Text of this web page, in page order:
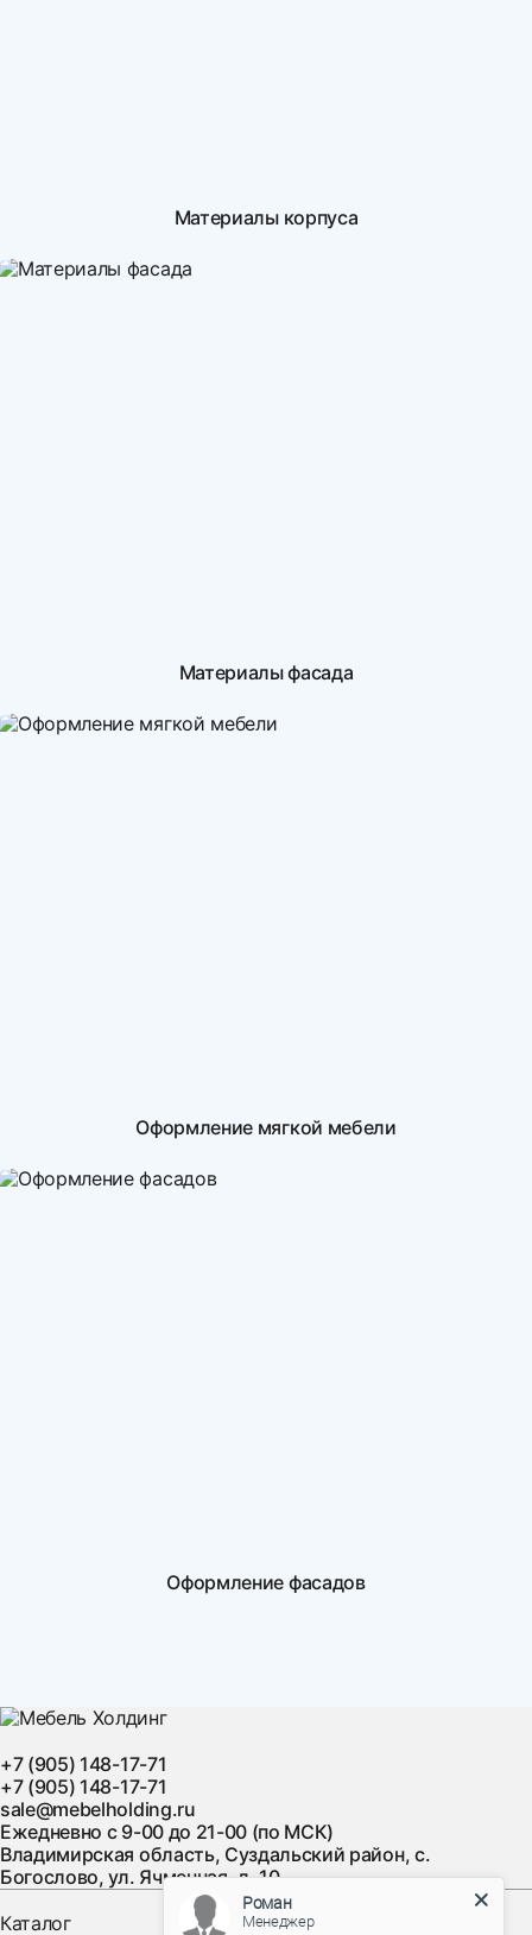
Материалы корпуса
Материалы фасада
Оформление мягкой мебели
Оформление фасадов
+7 (905) 148-17-71
+7 (905) 148-17-71
sale@mebelholding.ru
Ежедневно с 9-00 до 21-00 (по МСК)
Владимирская область, Суздальский район, с.
Богослово, ул. Ячменная, д. 10
Каталог
Роман
Менеджер